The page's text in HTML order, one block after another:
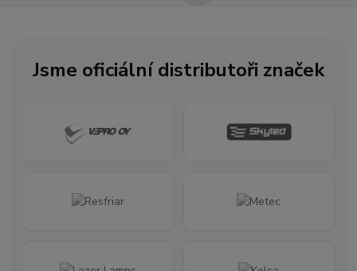
Jsme oficiální distributoři značek